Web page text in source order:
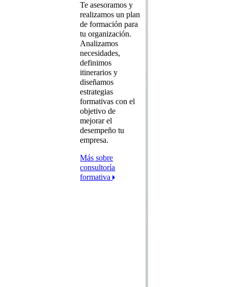
Te asesoramos y
realizamos un plan
de formación para
tu organización.
Analizamos
necesidades,
definimos
itinerarios y
diseñamos
estrategias
formativas con el
objetivo de
mejorar el
desempeño tu
empresa.
Más sobre
consultoría
formativa